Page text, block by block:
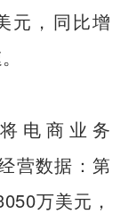
元，同比增
电商业务
营数据：第
万美元，